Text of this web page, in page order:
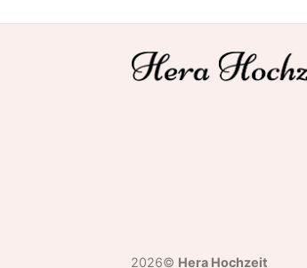
2026© Hera Hochzeit